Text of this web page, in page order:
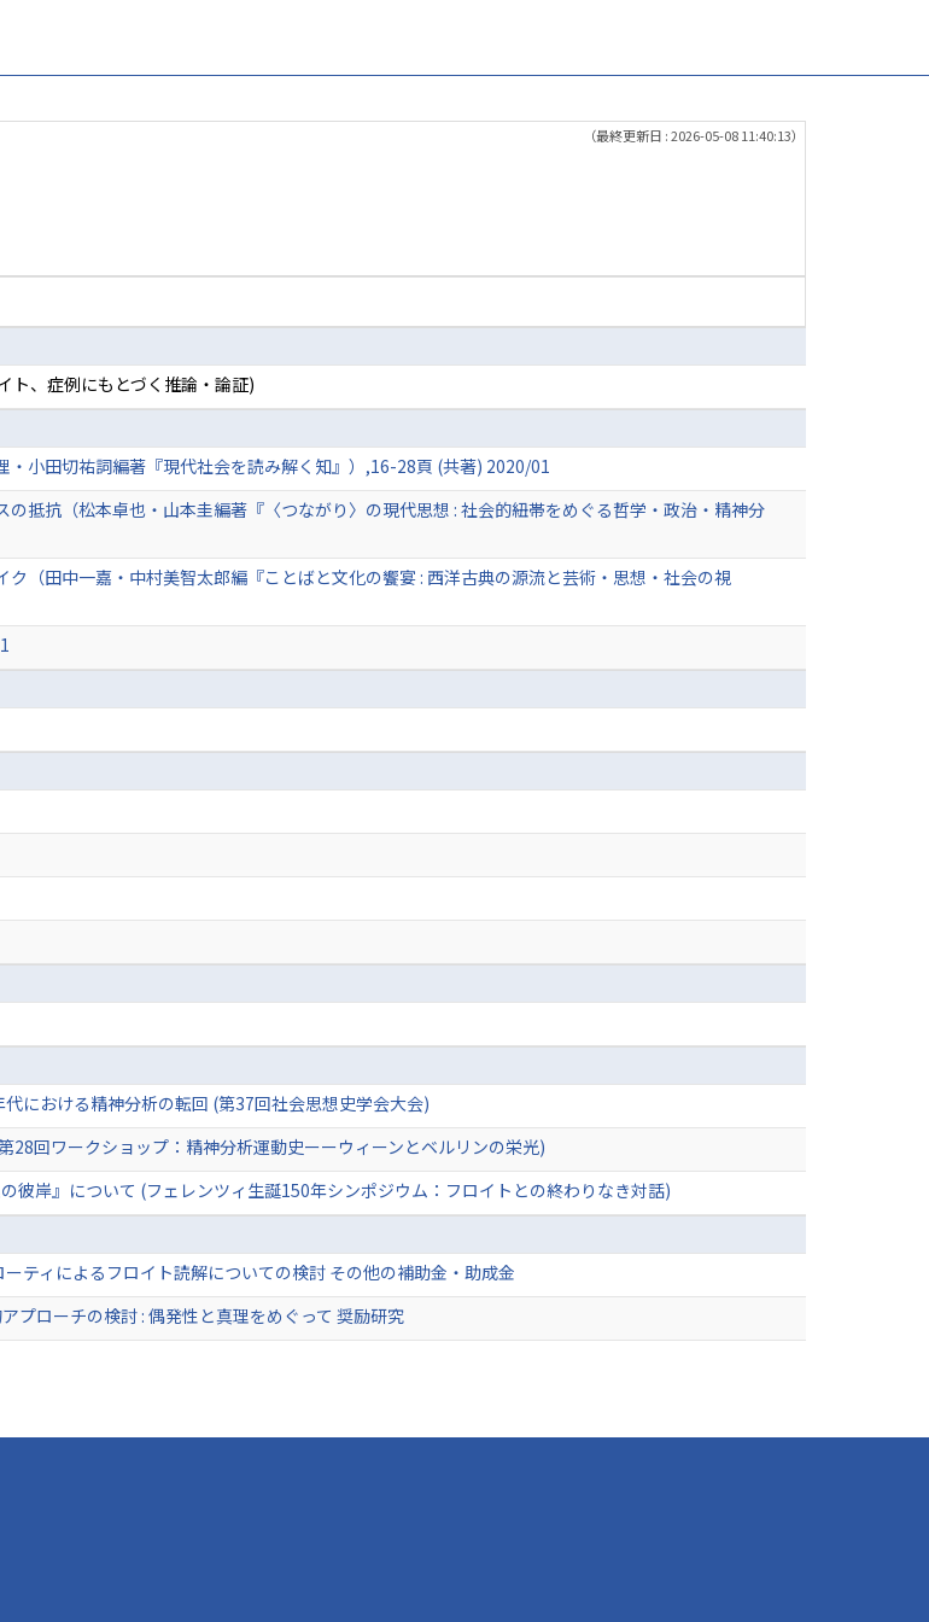
（最終更新日 : 2026-05-08 11:40:13）
ト、症例にもとづく推論・論証)
・小田切祐詞編著『現代社会を読み解く知』）,16-28頁 (共著) 2020/01
抵抗（松本卓也・山本圭編著『〈つながり〉の現代思想 : 社会的紐帯をめぐる哲学・政治・精神分
（田中一嘉・中村美智太郎編『ことばと文化の饗宴 : 西洋古典の源流と芸術・思想・社会の視
における精神分析の転回 (第37回社会思想史学会大会)
28回ワークショップ：精神分析運動史ーーウィーンとベルリンの栄光)
彼岸』について (フェレンツィ生誕150年シンポジウム：フロイトとの終わりなき対話)
ティによるフロイト読解についての検討 その他の補助金・助成金
プローチの検討 : 偶発性と真理をめぐって 奨励研究